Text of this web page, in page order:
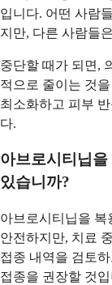
입니다. 어떤 사람
지만, 다른 사람들
중단할 때가 되면,
적으로 줄이는 것
최소화하고 피부
다.
아브로시티닙
있습니까?
아브로시티닙을 복
안전하지만, 치료
접종 내역을 검토
접종을 권장할 것